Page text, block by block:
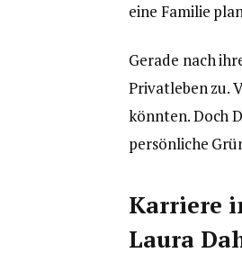
eine Familie
Gerade nach
Privatleben zu.
könnten. Doch
persönliche
Karriere
Laura